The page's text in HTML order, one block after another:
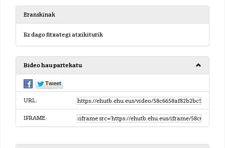
Eranskinak
Ez dago fitxategi atxikiturik
Bideo hau partekatu
URL:
IFRAME: